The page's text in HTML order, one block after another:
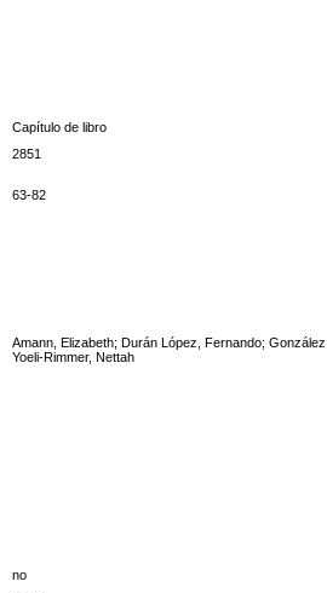
Capítulo de libro
2851
63-82
Amann, Elizabeth; Durán López, Fernando;
Yoeli-Rimmer, Nettah
no